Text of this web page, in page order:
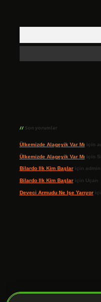
Son yorumlar
Ülkemizde Alageyik Var Mı için
Ülkemizde Alageyik Var Mı için
Bilardo Ilk Kim Başlariçin admin
Bilardo Ilk Kim Başlariçin Uçan
Deveci Armudu Ne Işe Yarıyor